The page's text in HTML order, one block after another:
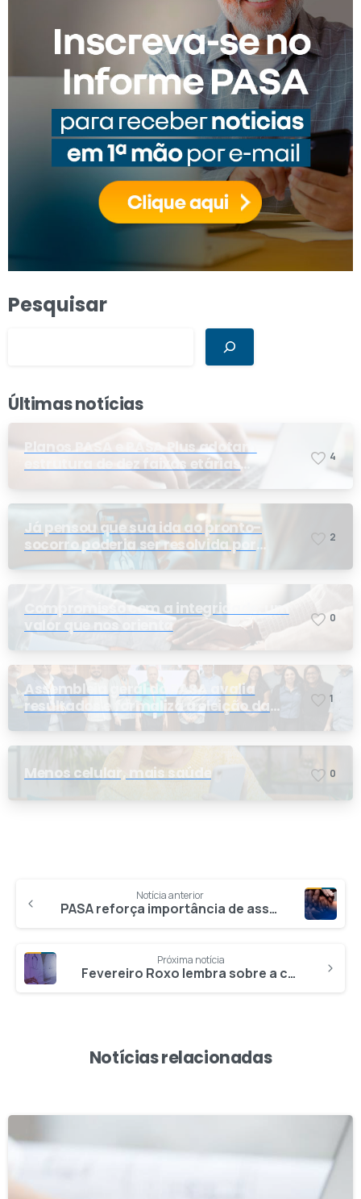
Pesquisar
Últimas notícias
Planos PASA e PASA Plus adotam
estrutura de dez faixas etárias
conforme exigência da ANS e do STF
4
Já pensou que sua ida ao pronto-
socorro poderia ser resolvida por
telemedicina?
2
Compromisso com a integridade: um
valor que nos orienta
0
Assembleia geral do PASA avalia
resultados e formaliza a eleição da
nova conselheira
1
Menos celular, mais saúde 0
Notícia anterior
PASA reforça importância de assegurar os direitos humanos no Dia Nacional de Combate ao Trabalho Escravo
Próxima notícia
Fevereiro Roxo lembra sobre a conscientização e o apoio às doenças crônicas
Notícias relacionadas